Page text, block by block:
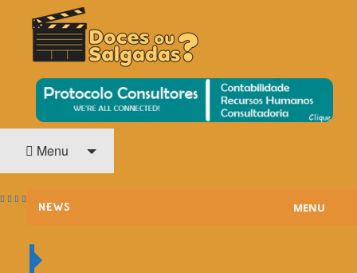
DOCES OU SALGADAS?
O Cinema? Uma Paixão!!
Menu
NEWS MENU